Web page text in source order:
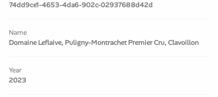
74dd9ce1-4653-4da6-902c-02937688d42d
Name
Domaine Leflaive, Puligny-Montrachet Premier Cru, Clavoillon
Year
2023